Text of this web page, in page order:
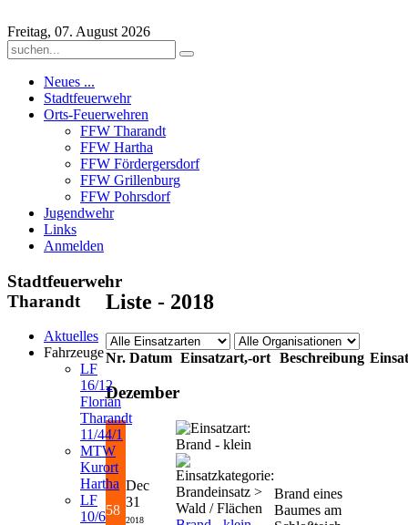
Freitag, 07. August 2026
Neues ...
Stadtfeuerwehr
Orts-Feuerwehren
FFW Tharandt
FFW Hartha
FFW Fördergersdorf
FFW Grillenburg
FFW Pohrsdorf
Jugendwehr
Links
Anmelden
Liste - 2018
Nr. Datum Einsatzart,-ort Beschreibung
Dezember
58
Dec
31
2018
Brand eines
Baumes am
Stadtfeuerwehr
Tharandt
Aktuelles
Fahrzeuge
LF
16/12
Florian
Tharandt
11/44/1
MTW
Kurort
Hartha
LF
10/6